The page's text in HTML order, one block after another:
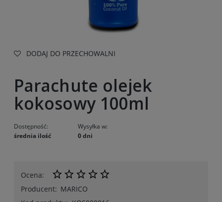
DODAJ DO PRZECHOWALNI
Parachute olejek
kokosowy 100ml
Dostępność:
średnia ilość
Wysyłka w:
0 dni
Ocena:
Producent: MARICO